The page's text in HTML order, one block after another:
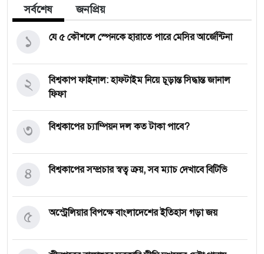
সর্বশেষ জনপ্রিয়
যে ৫ কৌশলে স্পেনকে হারাতে পারে মেসির আর্জেন্টিনা
১
বিশ্বকাপ ফাইনাল: হাফটাইম নিয়ে চূড়ান্ত সিদ্ধান্ত জানাল
ফিফা
২
বিশ্বকাপের চ্যাম্পিয়ন দল কত টাকা পাবে?
৩
বিশ্বকাপের সম্প্রচার স্বত্ব ক্রয়, সব ম্যাচ দেখাবে বিটিভি
৪
অস্ট্রেলিয়ার বিপক্ষে বাংলাদেশের ইতিহাস গড়া জয়
৫